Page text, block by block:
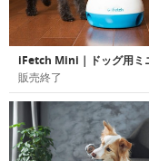
販売終了